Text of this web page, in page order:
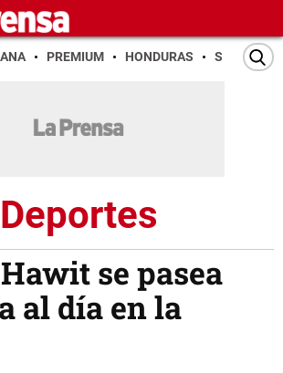
PREMIUM HONDURAS SAN PEDRO
Deportes
se pasea
al día en la